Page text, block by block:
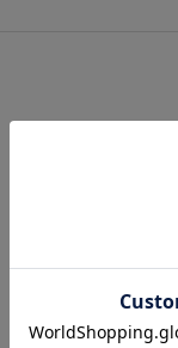
このアイテムを